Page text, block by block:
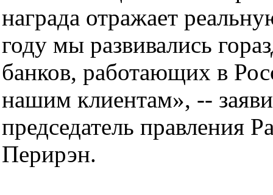
награда отражает
году мы развивались
банков, работающих в
нашим клиентам», --
председатель правления
Перирэн.